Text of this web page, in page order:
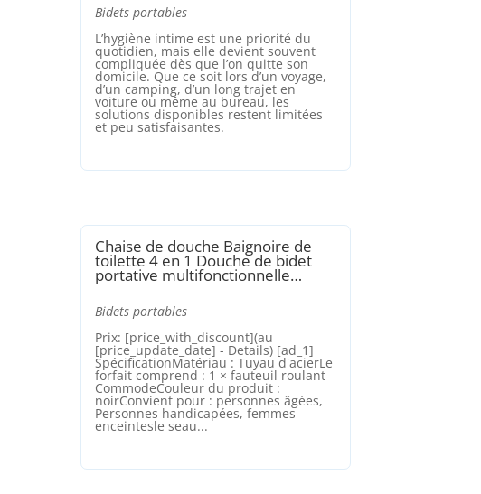
Bidets portables
L’hygiène intime est une priorité du
quotidien, mais elle devient souvent
compliquée dès que l’on quitte son
domicile. Que ce soit lors d’un voyage,
d’un camping, d’un long trajet en
voiture ou même au bureau, les
solutions disponibles restent limitées
et peu satisfaisantes.
Chaise de douche Baignoire de
toilette 4 en 1 Douche de bidet
portative multifonctionnelle…
Bidets portables
Prix: [price_with_discount](au
[price_update_date] - Details) [ad_1]
SpécificationMatériau : Tuyau d'acierLe
forfait comprend : 1 × fauteuil roulant
CommodeCouleur du produit :
noirConvient pour : personnes âgées,
Personnes handicapées, femmes
enceintesle seau...